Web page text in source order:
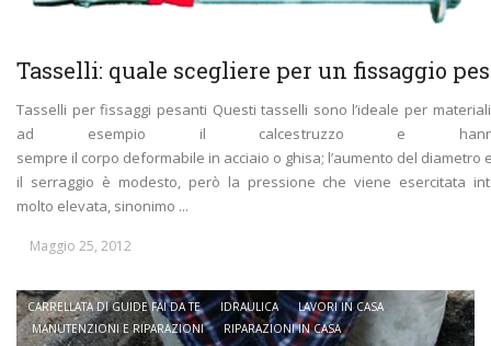
Tasselli: quale scegliere per un fissaggio
Tasselli per fissaggi pesanti Questi tasselli sono l’ideale per
ad esempio il calcestruzzo e
sempre il corpo deformabile in acciaio o ghisa; l’aumento del diametro
il serraggio è modesto, però la pressione che viene esercitata
molto elevata, sinonimo ...
Maggio 25, 2012
CARRELLATA DI GUIDE FAI DA TE IDRAULICA
LAVORI IN CASA
MANUTENZIONI E RIPARAZIONI
RIPARAZIONI IN CASA